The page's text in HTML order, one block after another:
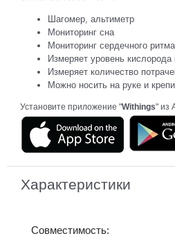
Шагомер, альтиметр
Мониторинг сна
Мониторинг сердечного ритма
Измеряет уровень кислорода
Измеряет количество
Можно носить на руке и
Установите приложение "Withings" из
Характеристики
Совместимость: